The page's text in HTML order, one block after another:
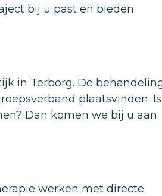
bij u past en bieden
in Terborg. De
plaatsvinden. Is
Dan komen we bij u aan
werken met directe